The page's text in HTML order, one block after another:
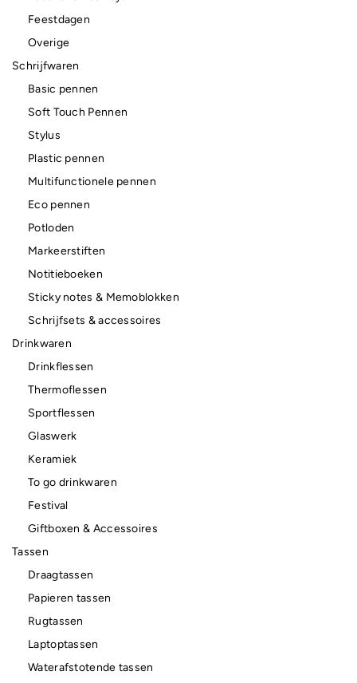
Feestdagen
Overige
Schrijfwaren
Basic pennen
Soft Touch Pennen
Stylus
Plastic pennen
Multifunctionele pennen
Eco pennen
Potloden
Markeerstiften
Notitieboeken
Sticky notes & Memoblokken
Schrijfsets & accessoires
Drinkwaren
Drinkflessen
Thermoflessen
Sportflessen
Glaswerk
Keramiek
To go drinkwaren
Festival
Giftboxen & Accessoires
Tassen
Draagtassen
Papieren tassen
Rugtassen
Laptoptassen
Waterafstotende tassen